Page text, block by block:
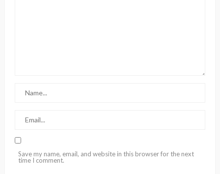
Save my name, email, and website in this browser for the next
time I comment.